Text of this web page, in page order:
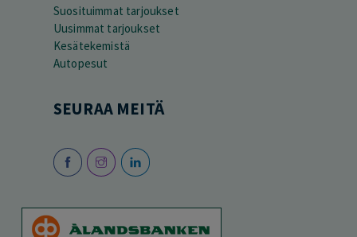
Suosituimmat tarjoukset
Uusimmat tarjoukset
Kesätekemistä
Autopesut
SEURAA MEITÄ